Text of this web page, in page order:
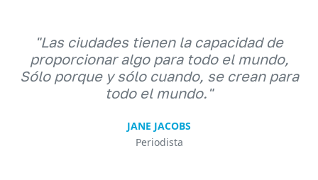
"Las ciudades tienen la capacidad de
proporcionar algo para todo el mundo,
Sólo porque y sólo cuando, se crean para
todo el mundo."
JANE JACOBS
Periodista